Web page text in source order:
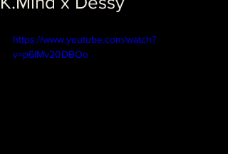
https://www.youtube.com/watch?
v=p6lMv20DBOo